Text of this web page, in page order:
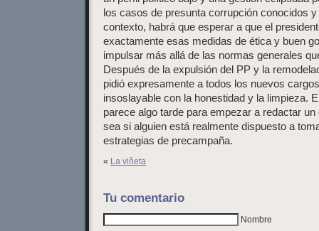
los casos de presunta corrupción conocidos
contexto, habrá que esperar a que el
exactamente esas medidas de ética y buen
impulsar más allá de las normas generales
Después de la expulsión del PP y la
pidió expresamente a todos los nuevos
insoslayable con la honestidad y la limpieza.
parece algo tarde para empezar a redactar
sea si alguien está realmente dispuesto a
estrategias de precampaña.
« La viñeta
Tu comentario
Nombre